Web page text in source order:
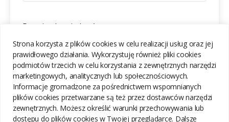
Strona korzysta z plików cookies w celu realizacji usług oraz jej
prawidłowego działania. Wykorzystuję również pliki cookies
podmiotów trzecich w celu korzystania z zewnętrznych narzędzi
marketingowych, analitycznych lub społecznościowych.
Informacje gromadzone za pośrednictwem wspomnianych
plików cookies przetwarzane są też przez dostawców narzędzi
zewnętrznych. Możesz określić warunki przechowywania lub
dostępu do plików cookies w Twojej przeglądarce. Dalsze
Potwierdzenie hasła
ZAREJESTRUJ SIĘ